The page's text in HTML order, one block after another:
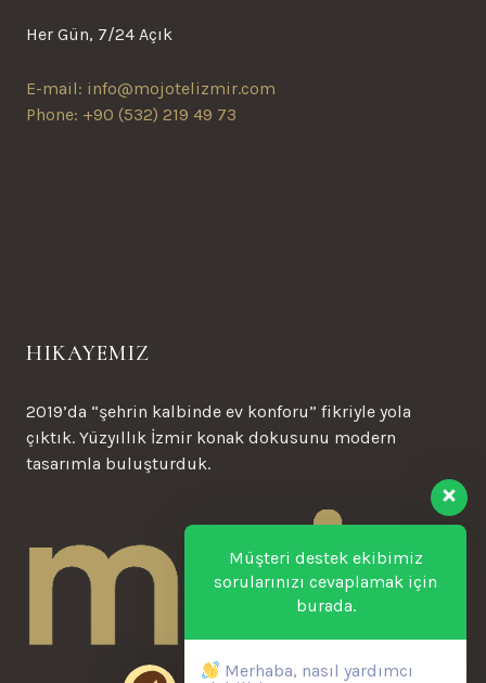
Her Gün, 7/24 Açık
E-mail: info@mojotelizmir.com
Phone: +90 (532) 219 49 73
HIKAYEMIZ
2019’da “şehrin kalbinde ev konforu” fikriyle yola
çıktık. Yüzyıllık İzmir konak dokusunu modern
tasarımla buluşturduk.
Müşteri destek ekibimiz
sorularınızı cevaplamak için
burada.
Merhaba, nasıl yardımcı